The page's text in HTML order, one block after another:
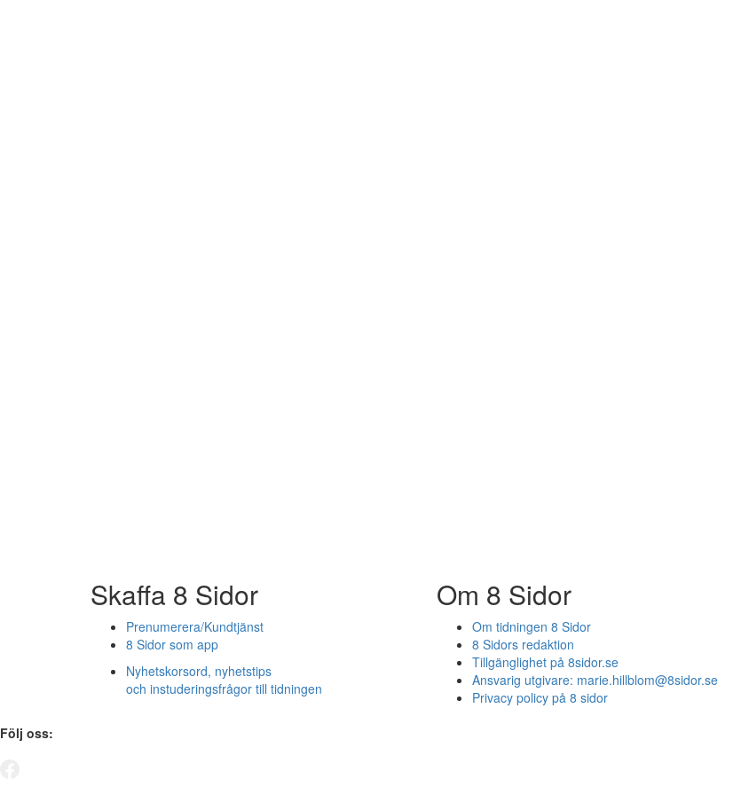
Skaffa 8 Sidor
Prenumerera/Kundtjänst
8 Sidor som app
Nyhetskorsord, nyhetstips
och instuderingsfrågor till tidningen
Om 8 Sidor
Om tidningen 8 Sidor
8 Sidors redaktion
Tillgänglighet på 8sidor.se
Ansvarig utgivare: marie.hillblom@8sidor.se
Privacy policy på 8 sidor
Följ oss: